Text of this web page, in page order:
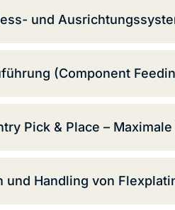
und
(Component
Pick & Place –
und Handling von